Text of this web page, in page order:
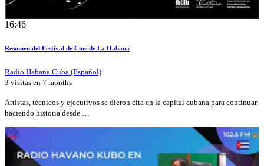
16:46
Resumen del Festival de Cine de La Habana
Radio Habana Cuba (Español)
3 visitas en 7 months
Artistas, técnicos y ejecutivos se dieron cita en la capital cubana para continuar
haciendo historia desde …